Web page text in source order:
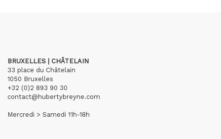
BRUXELLES | CHÂTELAIN
33 place du Châtelain
1050 Bruxelles
+32 (0)2 893 90 30
contact@hubertybreyne.com
Mercredi > Samedi 11h-18h